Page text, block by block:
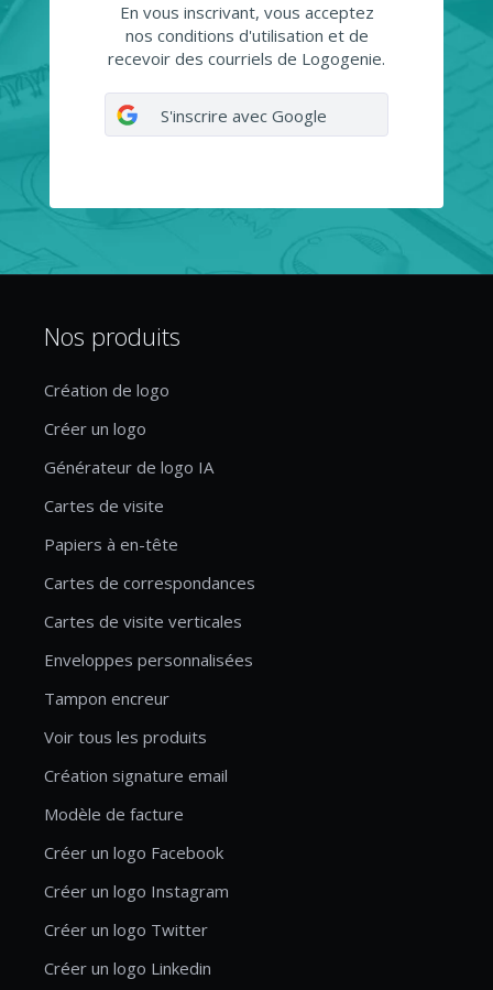
En vous inscrivant, vous acceptez
nos conditions d'utilisation et de
recevoir des courriels de Logogenie.
S'inscrire avec Google
Nos produits
Création de logo
Créer un logo
Générateur de logo IA
Cartes de visite
Papiers à en-tête
Cartes de correspondances
Cartes de visite verticales
Enveloppes personnalisées
Tampon encreur
Voir tous les produits
Création signature email
Modèle de facture
Créer un logo Facebook
Créer un logo Instagram
Créer un logo Twitter
Créer un logo Linkedin